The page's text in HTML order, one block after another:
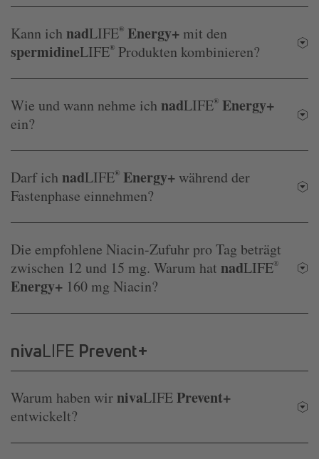
Kann ich nadLIFE® Energy+ mit den
spermidineLIFE® Produkten kombinieren?
Wie und wann nehme ich nadLIFE® Energy+
ein?
Darf ich nadLIFE® Energy+ während der
Fastenphase einnehmen?
Die empfohlene Niacin-Zufuhr pro Tag beträgt
zwischen 12 und 15 mg. Warum hat nadLIFE®
Energy+ 160 mg Niacin?
nivaLIFE Prevent+
Warum haben wirnivaLIFEPrevent+
entwickelt?